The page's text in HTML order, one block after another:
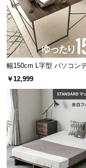
業
情
報
耐荷重は約20㎏
安心して設置する
幅150cm L字型 パソコン
ークデスク サイド組替可
￥12,999